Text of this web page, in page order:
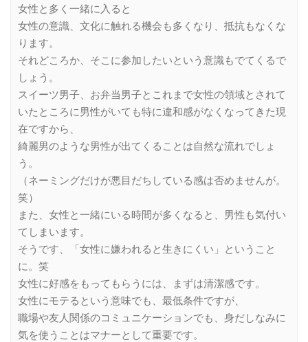
女性と多く一緒に入ると
女性の意識、文化に触れる機会も多くなり、抵抗もなくな
ります。
それどころか、そこに参加したいという意識もでてくるで
しょう。
スイーツ男子、お弁当男子とこれまで女性の領域とされて
いたところに男性がいても特に違和感がなくなってきた現
在ですから、
綺麗男のような男性が出てくることは自然な流れでしょ
う。
（ネーミングだけが悪目だちしている感は否めませんが。
笑）
また、女性と一緒にいる時間が多くなると、男性も気付い
てしまいます。
そうです、「女性に嫌われると生きにくい」ということ
に。笑
女性に好感をもってもらうには、まずは清潔感です。
女性にモテるという意味でも、最低条件ですが、
職場や友人関係のコミュニケーションでも、身だしなみに
気を使うことはマナーとして重要です。